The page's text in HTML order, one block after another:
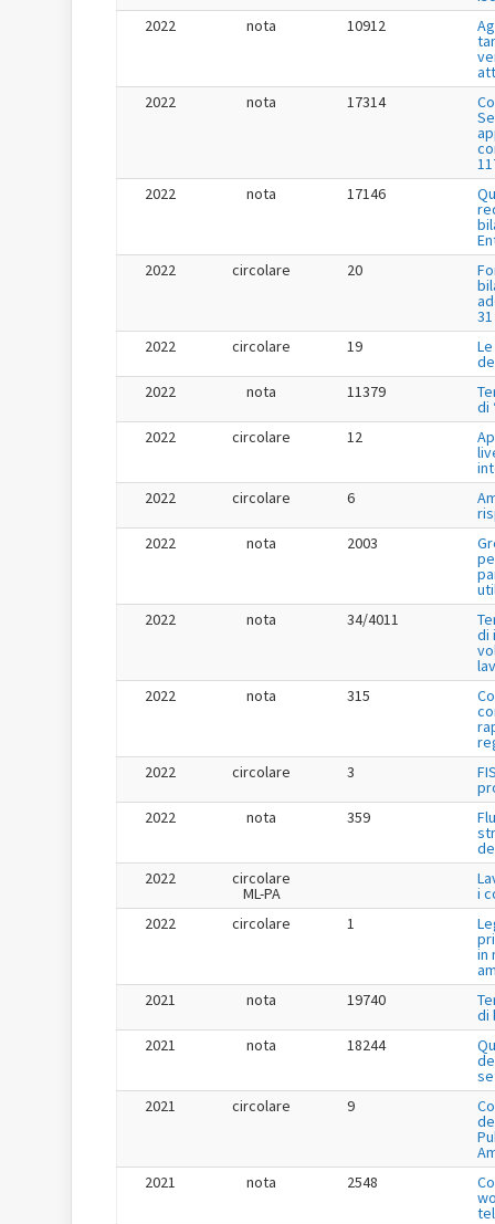
2022
nota 10912
2022
nota 17314
2022
nota 17146
2022
circolare 20
2022
circolare 19
2022
nota 11379
di
2022
circolare 12
2022
circolare 6
2022
nota 2003
2022
nota 34/4011
di
2022
nota 315
2022
circolare 3
2022
nota 359
2022
circolare
ML-PA
i
2022
circolare 1
in
2021
nota 19740
di
2021
nota 18244
2021
circolare 9
2021
nota 2548